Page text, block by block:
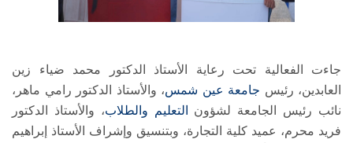
جاءت الفعالية تحت رعاية الأستاذ الدكتور محمد ضياء زين
العابدين، رئيس جامعة عين شمس، والأستاذ الدكتور رامي ماهر،
نائب رئيس الجامعة لشؤون
التعليم والطلاب، والأستاذ الدكتور
فريد محرم، عميد كلية التجارة، وبتنسيق وإشراف الأستاذ إبراهيم